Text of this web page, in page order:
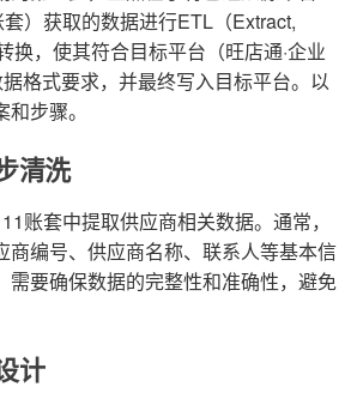
套）获取的数据进行ETL（Extract,
换，使其符合目标平台（旺店通·企业
格式要求，并最终写入目标平台。以
步骤。
清洗
账套中提取供应商相关数据。通常，
商编号、供应商名称、联系人等基本信
需要确保数据的完整性和准确性，避免
计